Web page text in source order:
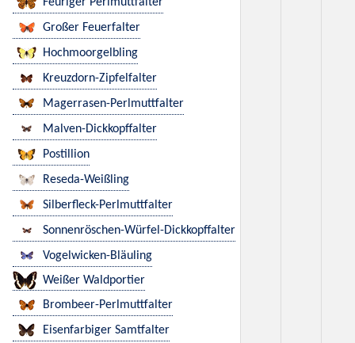
Feuriger Perlmuttfalter
Großer Feuerfalter
Hochmoorgelbling
Kreuzdorn-Zipfelfalter
Magerrasen-Perlmuttfalter
Malven-Dickkopffalter
Postillion
Reseda-Weißling
Silberfleck-Perlmuttfalter
Sonnenröschen-Würfel-Dickkopffalter
Vogelwicken-Bläuling
Weißer Waldportier
Brombeer-Perlmuttfalter
Eisenfarbiger Samtfalter